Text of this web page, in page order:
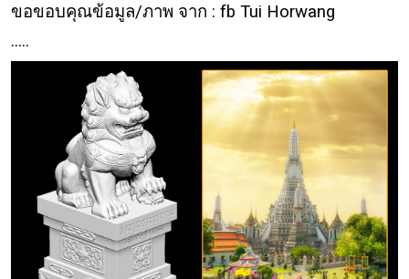
ขอขอบคุณข้อมูล/ภาพ จาก : fb Tui Horwang
.....